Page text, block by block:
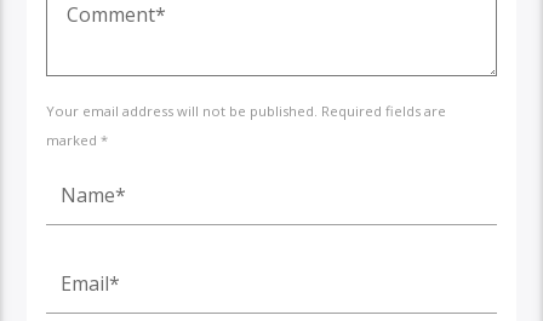
Your email address will not be published. Required fields are
marked *